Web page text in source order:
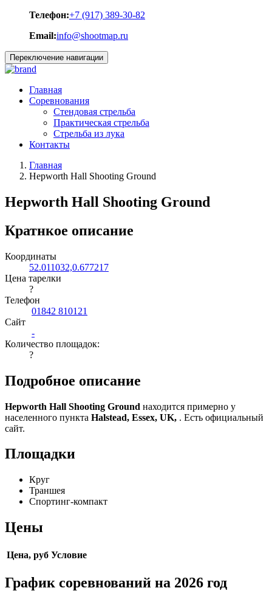
Телефон:+7 (917) 389-30-82
Email:info@shootmap.ru
Переключение навигации
Главная
Соревнования
Стендовая стрельба
Практическая стрельба
Стрельба из лука
Контакты
Главная
Hepworth Hall Shooting Ground
Hepworth Hall Shooting Ground
Кратнкое описание
Координаты
52.011032,0.677217
Цена тарелки
?
Телефон
01842 810121
Сайт
-
Количество площадок:
?
Подробное описание
Hepworth Hall Shooting Ground находится примерно у
населенного пункта Halstead, Essex, UK, . Есть официальный
сайт.
Площадки
Круг
Траншея
Спортинг-компакт
Цены
Цена, руб Условие
График соревнований на 2026 год